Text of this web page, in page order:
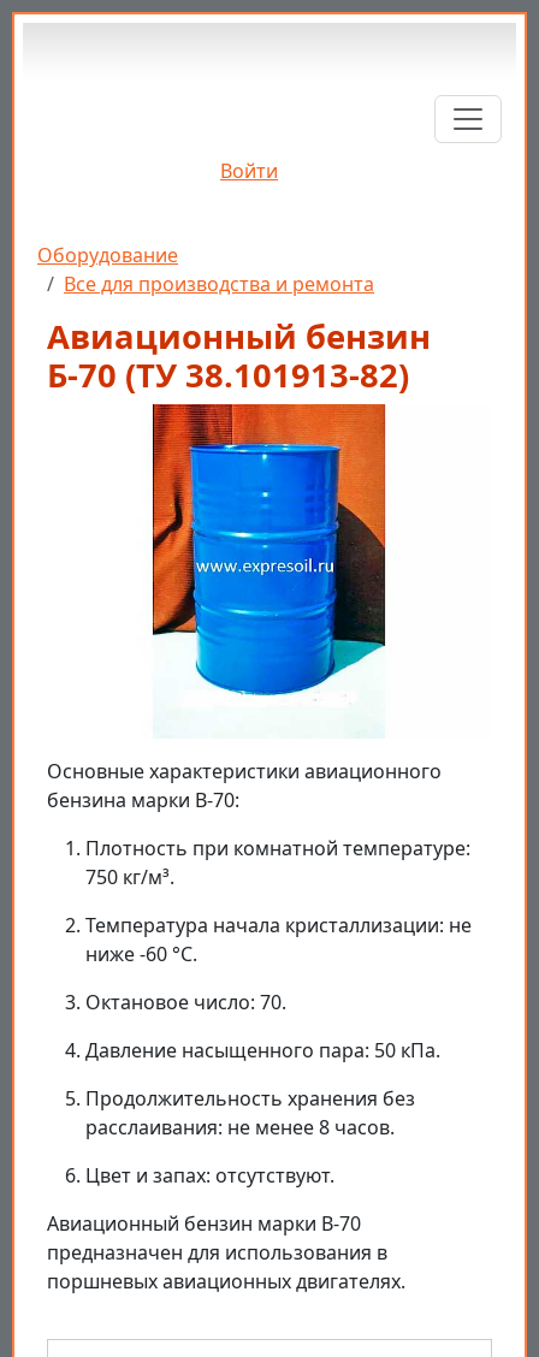
Перейти к основному содержанию
Войти
Строка навигации
Оборудование
Все для производства и ремонта
Авиационный бензин
Б-70 (ТУ 38.101913-82)
Основные характеристики авиационного
бензина марки В-70:
Плотность при комнатной температуре:
750 кг/м³.
Температура начала кристаллизации: не
ниже -60 °C.
Октановое число: 70.
Давление насыщенного пара: 50 кПа.
Продолжительность хранения без
расслаивания: не менее 8 часов.
Цвет и запах: отсутствуют.
Авиационный бензин марки В-70
предназначен для использования в
поршневых авиационных двигателях.